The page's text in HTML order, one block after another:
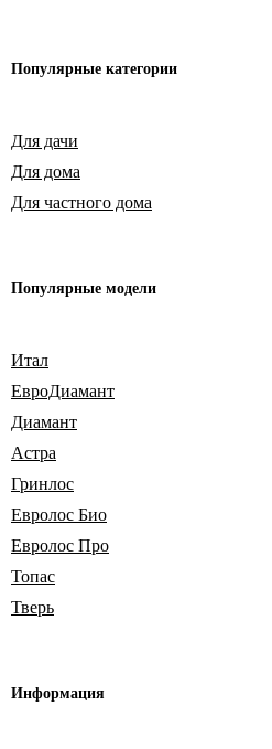
Популярные категории
Для дачи
Для дома
Для частного дома
Популярные модели
Итал
ЕвроДиамант
Диамант
Астра
Гринлос
Евролос Био
Евролос Про
Топас
Тверь
Информация